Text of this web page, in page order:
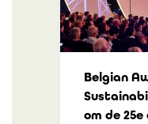
Belgian
om de